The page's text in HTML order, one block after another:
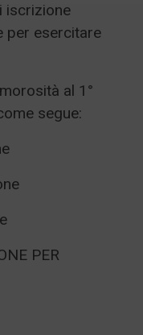
iscrizione
per esercitare
al 1°
segue:
PER